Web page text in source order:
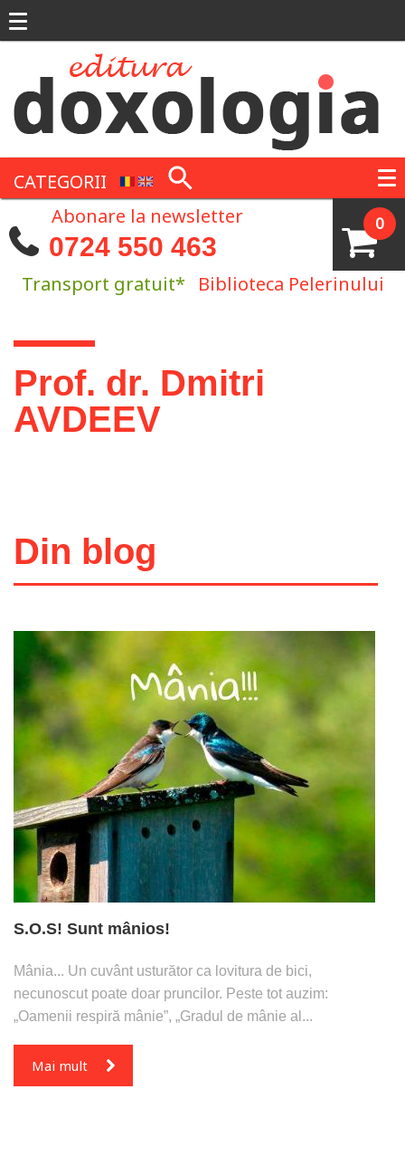
CATEGORII
0
Abonare la newsletter
0724 550 463
Transport gratuit* Biblioteca Pelerinului
Eşti aici
Prof. dr. Dmitri
AVDEEV
Din blog
S.O.S! Sunt mânios!
Mânia... Un cuvânt usturător ca lovitura de bici,
necunoscut poate doar pruncilor. Peste tot auzim:
„Oamenii respiră mânie”, „Gradul de mânie al...
Mai mult